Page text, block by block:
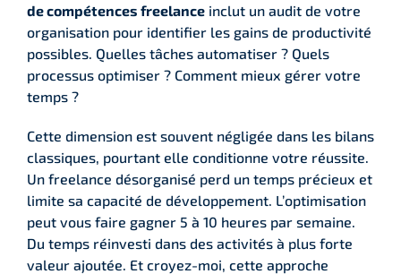
de compétences freelance inclut un audit de votre
organisation pour identifier les gains de productivité
possibles. Quelles tâches automatiser ? Quels
processus optimiser ? Comment mieux gérer votre
temps ?
Cette dimension est souvent négligée dans les bilans
classiques, pourtant elle conditionne votre réussite.
Un freelance désorganisé perd un temps précieux et
limite sa capacité de développement. L’optimisation
peut vous faire gagner 5 à 10 heures par semaine.
Du temps réinvesti dans des activités à plus forte
valeur ajoutée. Et croyez-moi, cette approche